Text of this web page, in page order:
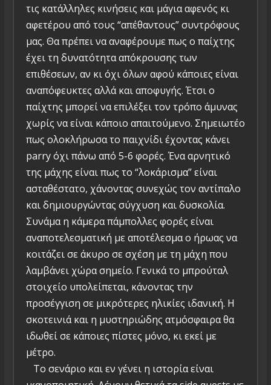
τις κατάλληλες κινήσεις και μάγια αφενός κι
αφετέρου από τους “απέθαντους” συντρόφους
μας. Θα πρέπει να αναφέρουμε πως ο παίχτης
έχει τη δυνατότητα απόκρουσης των
επιθέσεων, αν κι όχι όλων αφού κάποιες είναι
αναπόφευκτες αλλά και αποφυγής. Έτσι ο
παίχτης μπορεί να επιλέξει τον τρόπο άμυνας
χωρίς να είναι κάποιο απαιτούμενο. Σημειωτέο
πως ολοκλήρωσα το παιχνίδι έχοντας κάνει
parry όχι πάνω από 5-6 φορές. Ένα αρνητικό
της μάχης είναι πως το “λοκάρισμα” είναι
ασταθέστατο, χάνοντας συνεχώς τον αντίπαλο
και δημιουργώντας σύγχυση και δυσκολία.
Συνάμα η κάμερα πάμπολλες φορές είναι
αναποτελεσματική με αποτέλεσμα ο ήρωας να
κοιτάζει σε άκυρο σε σχέση με τη μάχη που
λαμβάνει χώρα σημείο. Γενικά το μπρούταλ
στοιχείο υπολείπεται, κάνοντας την
προσέγγιση σε μικρότερες ηλικίες ιδανική. Η
σκοτεινιά και η μυστηριώδης ατμόσφαιρα θα
ιδωθεί σε κάποιες πίστες μόνο, κι εκεί με
μέτρο.
Το σενάριο και εν γένει η ιστορία είναι